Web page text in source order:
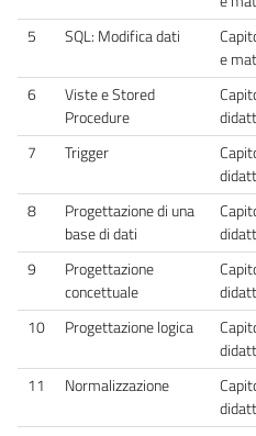
5
SQL: Modifica dati
e
6
Viste e Stored
Procedure
7
Trigger
8
Progettazione di una
base di dati
9
Progettazione
concettuale
10
Progettazione logica
11
Normalizzazione